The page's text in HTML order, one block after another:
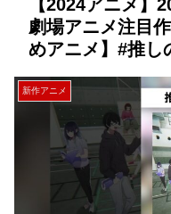
【2024アニメ】
劇場アニメ注目
めアニメ】#推
新作アニメ